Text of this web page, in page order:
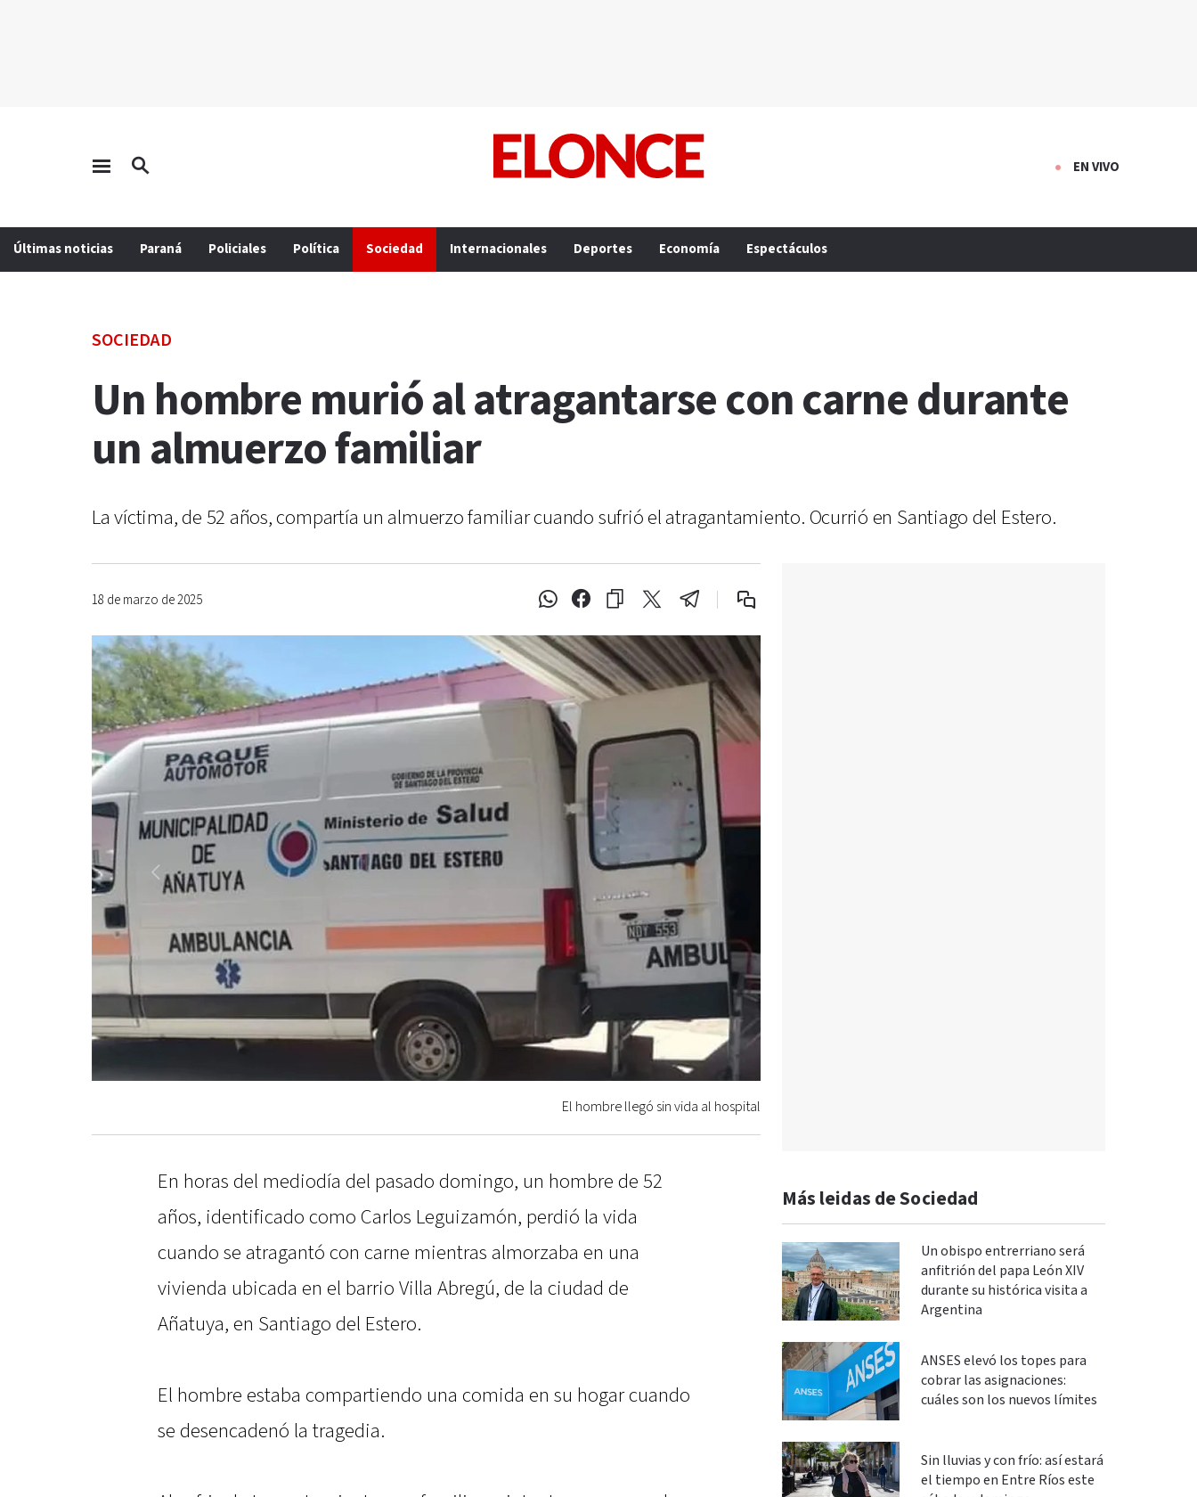
EN VIVO
Últimas noticias Paraná Policiales Política Sociedad Internacionales Deportes Economía Espectáculos
SOCIEDAD
Un hombre murió al atragantarse con carne durante
un almuerzo familiar
La víctima, de 52 años, compartía un almuerzo familiar cuando sufrió el atragantamiento. Ocurrió en Santiago del Estero.
18 de marzo de 2025
El hombre llegó sin vida al hospital
En horas del mediodía del pasado domingo, un hombre de 52
años, identificado como Carlos Leguizamón, perdió la vida
cuando se atragantó con carne mientras almorzaba en una
vivienda ubicada en el barrio Villa Abregú, de la ciudad de
Añatuya, en Santiago del Estero.
El hombre estaba compartiendo una comida en su hogar cuando
se desencadenó la tragedia.
Más leidas de Sociedad
Un obispo entrerriano será
anfitrión del papa León XIV
durante su histórica visita a
Argentina
ANSES elevó los topes para
cobrar las asignaciones:
cuáles son los nuevos límites
Sin lluvias y con frío: así estará
el tiempo en Entre Ríos este